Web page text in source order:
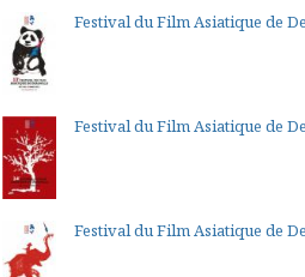
Festival du Film Asiatique de
Festival du Film Asiatique de
Festival du Film Asiatique de